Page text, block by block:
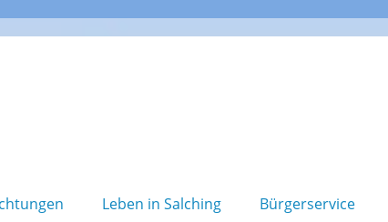
Leben in Salching Bürgerservice